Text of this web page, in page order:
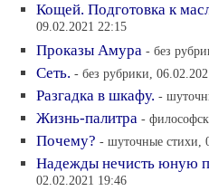
Кощей. Подготовка к
09.02.2021 22:15
Проказы Амура - без
Сеть. - без рубрики,
Разгадка в шкафу. -
Жизнь-палитра -
Почему? - шуточные стихи,
Надежды нечисть юную
02.02.2021 19:46